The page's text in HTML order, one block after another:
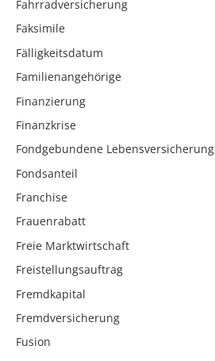
Fahrradversicherung
Faksimile
Fälligkeitsdatum
Familienangehörige
Finanzierung
Finanzkrise
Fondgebundene Lebensversicherung
Fondsanteil
Franchise
Frauenrabatt
Freie Marktwirtschaft
Freistellungsauftrag
Fremdkapital
Fremdversicherung
Fusion